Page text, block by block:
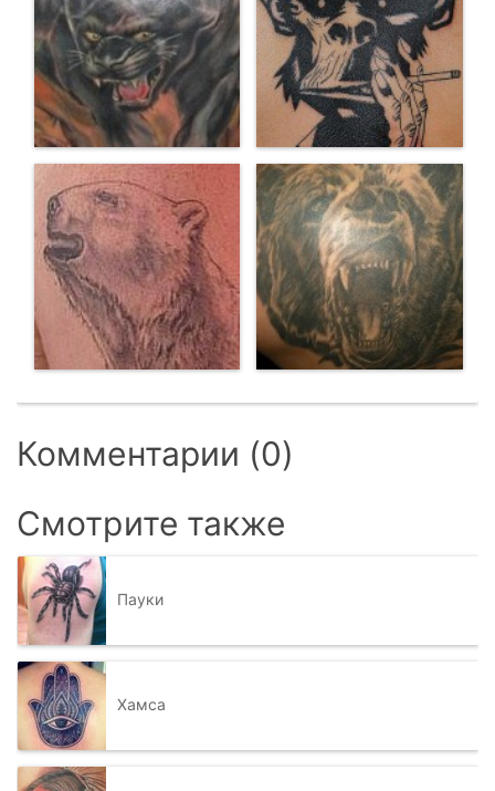
Комментарии (0)
Смотрите также
Пауки
Хамса